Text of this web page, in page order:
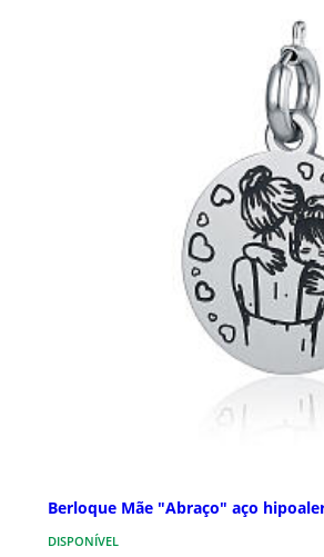
Berloque Mãe "Abraço" aço
DISPONÍVEL